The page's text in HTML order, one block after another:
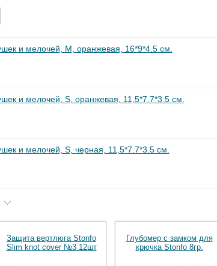
и мелочей, M, оранжевая, 16*9*4.5 см.
и мелочей, S, оранжевая, 11,5*7.7*3.5 см.
и мелочей, S, черная, 11,5*7.7*3.5 см.
Защита вертлюга Stonfo
Slim knot cover №3 12шт
Глубомер с замком для
крючка Stonfo 8гр.